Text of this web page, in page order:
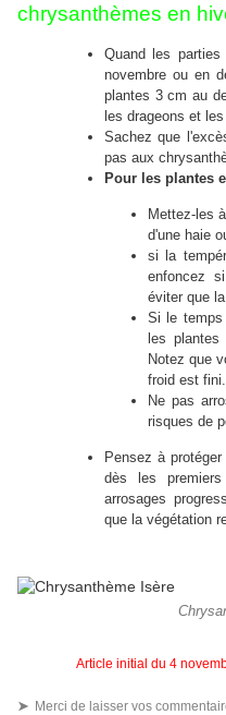
chrysanthèmes en
Quand les
novembre ou en
plantes 3 cm au
les drageons et
Sachez que
pas aux
Pour les plantes
Mettez-les
d'une haie
si la
enfoncez
éviter que
Si le temps
les
Notez que
froid est fini.
Ne pas
risques de
Pensez à
dès les
arrosages
que la végétation
Article initial du 4
➤ Merci de laisser vos